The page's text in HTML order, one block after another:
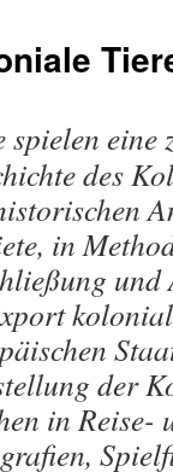
spielen
des
in
und
der
in Reise-